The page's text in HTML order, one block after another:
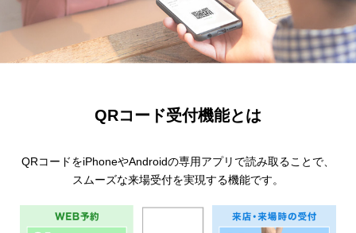
QRコード受付機能とは
QRコードをiPhoneやAndroidの専用アプリで読み取ることで、
スムーズな来場受付を実現する機能です。